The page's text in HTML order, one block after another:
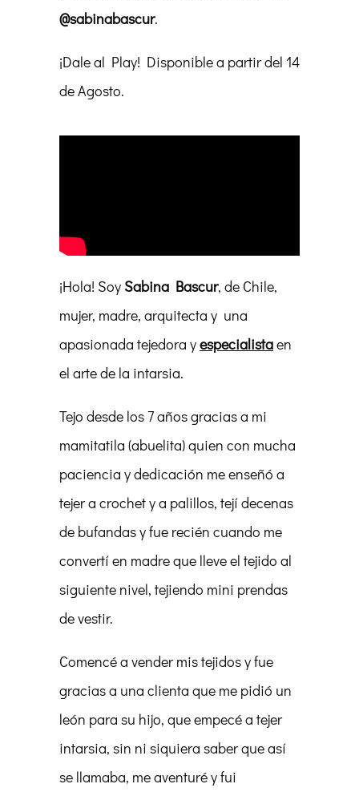
@sabinabascur.
¡Dale al Play! Disponible a partir del 14
de Agosto.
¡Hola! SoySabina Bascur, de Chile,
mujer, madre, arquitecta y una
apasionada tejedora yespecialistaen
el arte de la intarsia.
Tejo desde los 7 años gracias a mi
mamitatila (abuelita) quien con mucha
paciencia y dedicación me enseñó a
tejer a crochet y a palillos, tejí decenas
de bufandas y fue recién cuando me
convertí en madre que lleve el tejido al
siguiente nivel, tejiendo mini prendas
de vestir.
Comencé a vender mis tejidos y fue
gracias a una clienta que me pidió un
león para su hijo, que empecé a tejer
intarsia, sin ni siquiera saber que así
se llamaba, me aventuré y fui